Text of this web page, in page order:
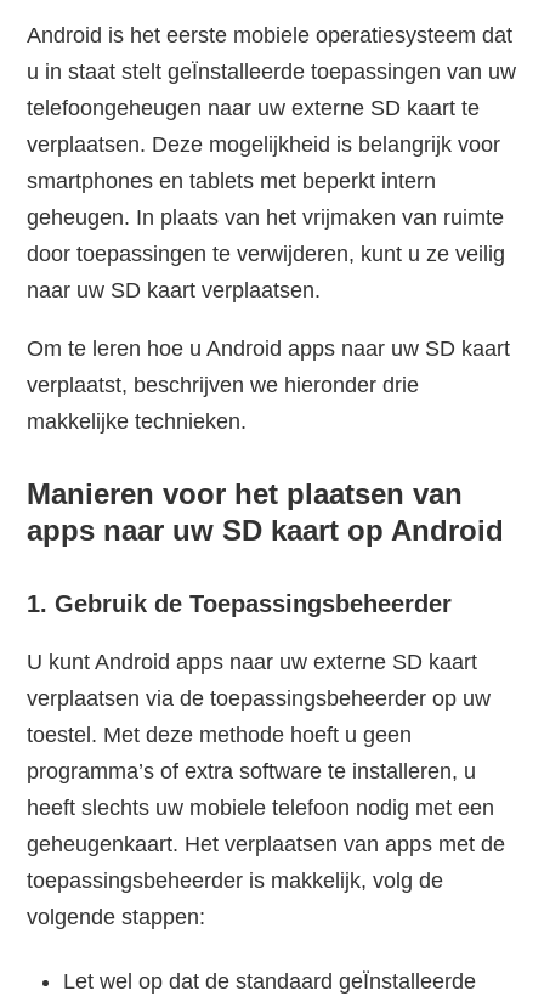
Android is het eerste mobiele operatiesysteem dat
u in staat stelt geÏnstalleerde toepassingen van uw
telefoongeheugen naar uw externe SD kaart te
verplaatsen. Deze mogelijkheid is belangrijk voor
smartphones en tablets met beperkt intern
geheugen. In plaats van het vrijmaken van ruimte
door toepassingen te verwijderen, kunt u ze veilig
naar uw SD kaart verplaatsen.
Om te leren hoe u Android apps naar uw SD kaart
verplaatst, beschrijven we hieronder drie
makkelijke technieken.
Manieren voor het plaatsen van
apps naar uw SD kaart op Android
1. Gebruik de Toepassingsbeheerder
U kunt Android apps naar uw externe SD kaart
verplaatsen via de toepassingsbeheerder op uw
toestel. Met deze methode hoeft u geen
programma’s of extra software te installeren, u
heeft slechts uw mobiele telefoon nodig met een
geheugenkaart. Het verplaatsen van apps met de
toepassingsbeheerder is makkelijk, volg de
volgende stappen:
Let wel op dat de standaard geÏnstalleerde